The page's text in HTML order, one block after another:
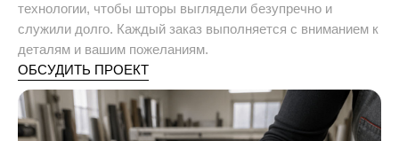
технологии, чтобы шторы выглядели безупречно и
служили долго. Каждый заказ выполняется с вниманием к
деталям и вашим пожеланиям.
ОБСУДИТЬ ПРОЕКТ